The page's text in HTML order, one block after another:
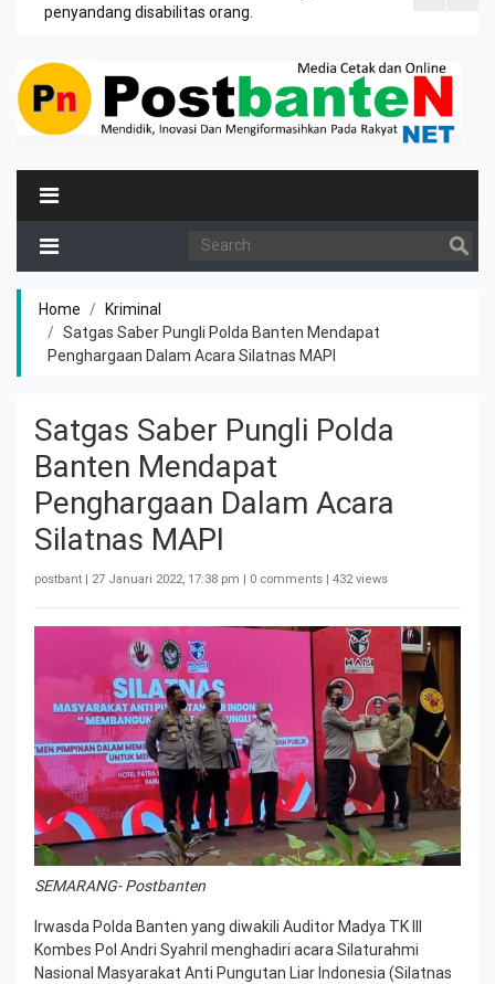
penyandang disabilitas orang.
Home
Kriminal
Satgas Saber Pungli Polda Banten Mendapat
Penghargaan Dalam Acara Silatnas MAPI
Satgas Saber Pungli Polda
Banten Mendapat
Penghargaan Dalam Acara
Silatnas MAPI
postbant | 27 Januari 2022, 17:38 pm | 0 comments | 432 views
SEMARANG- Postbanten
Irwasda Polda Banten yang diwakili Auditor Madya TK III
Kombes Pol Andri Syahril menghadiri acara Silaturahmi
Nasional Masyarakat Anti Pungutan Liar Indonesia (Silatnas